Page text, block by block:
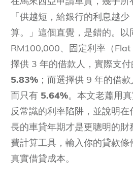
「供越短，給銀行的利息越
算。」這個直覺，是錯的。以
RM100,000、固定利率（
擇供 3 年的借款人，實際支
5.83% ；而選擇供 9 年的借
而只有 5.64%。本文老蕭用
反常識的利率陷阱，並說明
長的車貸年期才是更聰明的
費計算工具，輸入你的貸款
真實借貸成本。